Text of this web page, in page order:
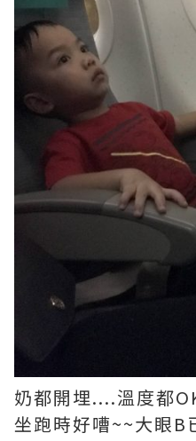
奶都開埋....溫度都
坐跑時好嘈~~大眼B